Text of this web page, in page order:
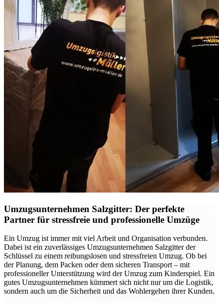
Umzugsunternehmen Salzgitter: Der perfekte
Partner für stressfreie und professionelle Umzüge
Ein Umzug ist immer mit viel Arbeit und Organisation verbunden.
Dabei ist ein zuverlässiges Umzugsunternehmen Salzgitter der
Schlüssel zu einem reibungslosen und stressfreien Umzug. Ob bei
der Planung, dem Packen oder dem sicheren Transport – mit
professioneller Unterstützung wird der Umzug zum Kinderspiel. Ein
gutes Umzugsunternehmen kümmert sich nicht nur um die Logistik,
sondern auch um die Sicherheit und das Wohlergehen ihrer Kunden.